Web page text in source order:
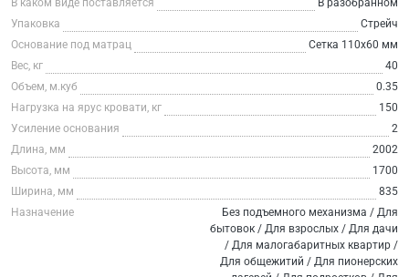
Упаковка
Стрейч
Основание под матрац
Сетка 110х60 мм
Вес, кг
40
Объем, м.куб
0.35
Нагрузка на ярус кровати, кг
150
Усиление основания
2
Длина, мм
2002
Высота, мм
1700
Ширина, мм
835
Назначение
Без подъемного механизма / Для
бытовок / Для взрослых / Для дачи
/ Для малогабаритных квартир /
Для общежитий / Для пионерских